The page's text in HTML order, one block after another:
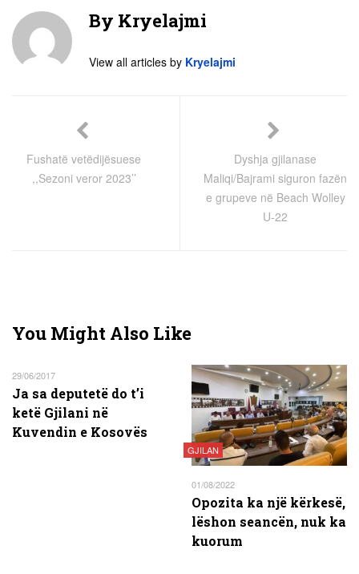
By Kryelajmi
View all articles by Kryelajmi
Fushatë vetëdijësuese
,,Sezoni veror 2023’’
Dyshja gjilanase
Maliqi/Bajrami siguron fazën
e grupeve në Beach Wolley
U-22
You Might Also Like
29/06/2017
Ja sa deputetë do t’i
ketë Gjilani në
Kuvendin e Kosovës
GJILAN
01/08/2022
Opozita ka një kërkesë,
lëshon seancën, nuk ka
kuorum